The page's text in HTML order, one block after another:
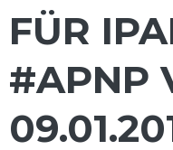
FÜR
#APNP